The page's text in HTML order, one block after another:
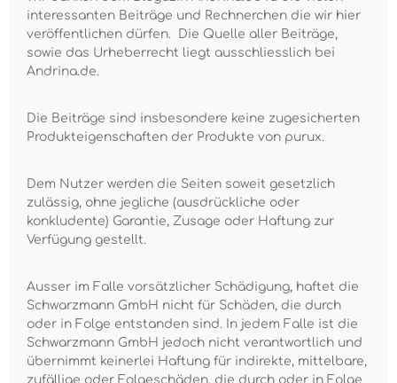
interessanten Beiträge und Rechnerchen die wir hier
veröffentlichen dürfen. Die Quelle aller Beiträge,
sowie das Urheberrecht liegt ausschliesslich bei
Andrina.de.
Die Beiträge sind insbesondere keine zugesicherten
Produkteigenschaften der Produkte von purux.
Dem Nutzer werden die Seiten soweit gesetzlich
zulässig, ohne jegliche (ausdrückliche oder
konkludente) Garantie, Zusage oder Haftung zur
Verfügung gestellt.
Ausser im Falle vorsätzlicher Schädigung, haftet die
Schwarzmann GmbH nicht für Schäden, die durch
oder in Folge entstanden sind. In jedem Falle ist die
Schwarzmann GmbH jedoch nicht verantwortlich und
übernimmt keinerlei Haftung für indirekte, mittelbare,
zufällige oder Folgeschäden, die durch oder in Folge